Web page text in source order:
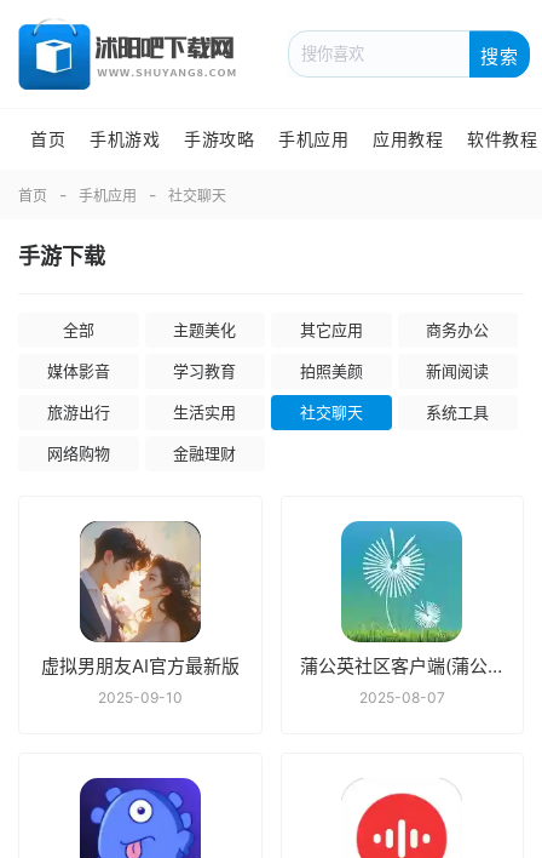
搜索
首页 手机游戏 手游攻略 手机应用 应用教程 软件教程
首页 手机应用 社交聊天
手游下载
全部 主题美化 其它应用 商务办公
媒体影音 学习教育 拍照美颜 新闻阅读
旅游出行 生活实用 社交聊天 系统工具
网络购物 金融理财
虚拟男朋友AI官方最新版
2025-09-10
蒲公英社区客户端(蒲公英论坛)最新版
2025-08-07